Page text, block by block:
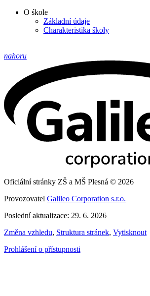
O śkole
Základní údaje
Charakteristika školy
nahoru
Oficiální stránky ZŠ a MŠ Plesná © 2026
Provozovatel Galileo Corporation s.r.o.
Poslední aktualizace: 29. 6. 2026
Změna vzhledu, Struktura stránek, Vytisknout
Prohlášení o přístupnosti